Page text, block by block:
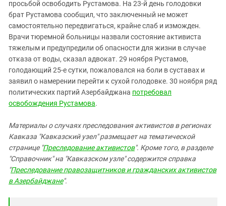
просьбой освободить Рустамова. На 23-й день голодовки
брат Рустамова сообщил, что заключенный не может
самостоятельно передвигаться, крайне слаб и изможден.
Врачи тюремной больницы назвали состояние активиста
тяжелым и предупредили об опасности для жизни в случае
отказа от воды, сказал адвокат. 29 ноября Рустамов,
голодающий 25-е сутки, пожаловался на боли в суставах и
заявил о намерении перейти к сухой голодовке. 30 ноября ряд
политических партий Азербайджана потребовал
освобождения Рустамова.
Материалы о случаях преследования активистов в регионах
Кавказа "Кавказский узел" размещает на тематической
странице "Преследование активистов". Кроме того, в разделе
"Справочник" на "Кавказском узле" содержится справка
"Преследование правозащитников и гражданских активистов
в Азербайджане".